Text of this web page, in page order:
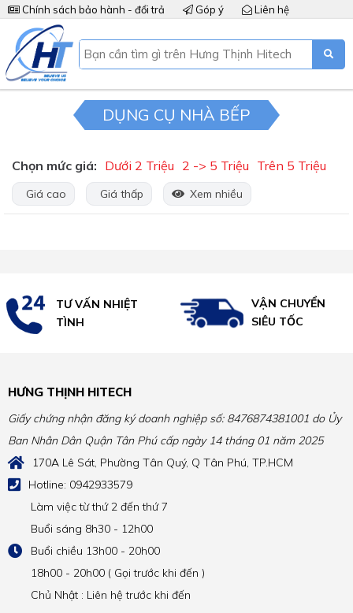
Chính sách bảo hành - đổi trả Góp ý Liên hệ
DỤNG CỤ NHÀ BẾP
Chọn mức giá: Dưới 2 Triệu 2 -> 5 Triệu Trên 5 Triệu
Giá cao Giá thấp Xem nhiều
TƯ VẤN NHIỆT
TÌNH
VẬN CHUYỂN
SIÊU TỐC
HƯNG THỊNH HITECH
Giấy chứng nhận đăng ký doanh nghiệp số: 8476874381001 do Ủy
Ban Nhân Dân Quận Tân Phú cấp ngày 14 tháng 01 năm 2025
170A Lê Sát, Phường Tân Quý, Q Tân Phú, TP.HCM
Hotline: 0942933579
Làm việc từ thứ 2 đến thứ 7
Buổi sáng 8h30 - 12h00
Buổi chiều 13h00 - 20h00
18h00 - 20h00 ( Gọi trước khi đến )
Chủ Nhật : Liên hệ trước khi đến